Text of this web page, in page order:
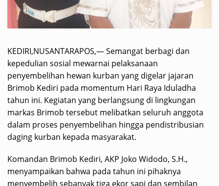
KEDIRI,NUSANTARAPOS,— Semangat berbagi dan
kepedulian sosial mewarnai pelaksanaan
penyembelihan hewan kurban yang digelar jajaran
Brimob Kediri pada momentum Hari Raya Iduladha
tahun ini. Kegiatan yang berlangsung di lingkungan
markas Brimob tersebut melibatkan seluruh anggota
dalam proses penyembelihan hingga pendistribusian
daging kurban kepada masyarakat.
Komandan Brimob Kediri, AKP Joko Widodo, S.H.,
menyampaikan bahwa pada tahun ini pihaknya
menyembelih sebanyak tiga ekor sapi dan sembilan